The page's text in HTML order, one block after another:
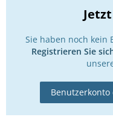
Sie haben noch kein
Registrieren Sie
Benutzerkonto